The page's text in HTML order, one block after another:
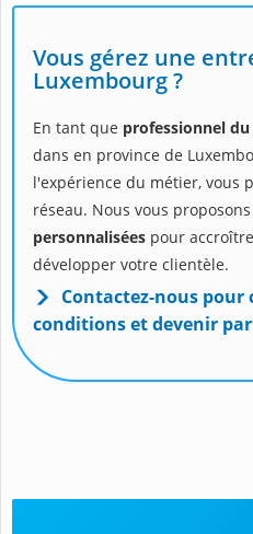
Vous gérez une
Luxembourg ?
En tant que professionnel
dans en province de
l'expérience du métier, vous
réseau. Nous vous
personnalisées pour
développer votre clientèle.
Contactez-nous pour
conditions et devenir